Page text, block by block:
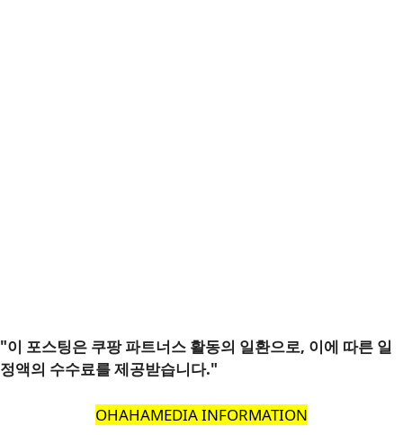
"이 포스팅은 쿠팡 파트너스 활동의 일환으로, 이에 따른 일
정액의 수수료를 제공받습니다."
OHAHAMEDIA INFORMATION